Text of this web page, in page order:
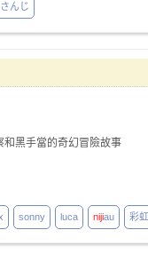
んじ
和黑手當的奇幻冒險故事
sonny luca nijiau 彩